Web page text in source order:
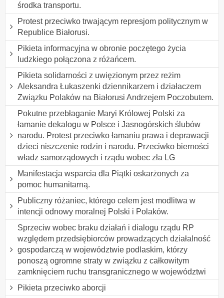
środka transportu.
Protest przeciwko trwającym represjom politycznym w
Republice Białorusi.
Pikieta informacyjna w obronie poczętego życia
ludzkiego połączona z różańcem.
Pikieta solidarności z uwięzionym przez reżim
Aleksandra Łukaszenki dziennikarzem i działaczem
Związku Polaków na Białorusi Andrzejem Poczobutem.
Pokutne przebłaganie Maryi Królowej Polski za
łamanie dekalogu w Polsce i Jasnogórskich ślubów
narodu. Protest przeciwko łamaniu prawa i deprawacji
dzieci niszczenie rodzin i narodu. Przeciwko bierności
władz samorządowych i rządu wobec zła LG
Manifestacja wsparcia dla Piątki oskarżonych za
pomoc humanitarną.
Publiczny różaniec, którego celem jest modlitwa w
intencji odnowy moralnej Polski i Polaków.
Sprzeciw wobec braku działań i dialogu rządu RP
względem przedsiębiorców prowadzących działalność
gospodarczą w województwie podlaskim, którzy
ponoszą ogromne straty w związku z całkowitym
zamknięciem ruchu transgranicznego w województwi
Pikieta przeciwko aborcji